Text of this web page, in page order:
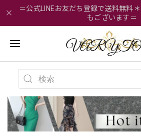
＝公式LINEお友だち登録で送料無料
もございます＝